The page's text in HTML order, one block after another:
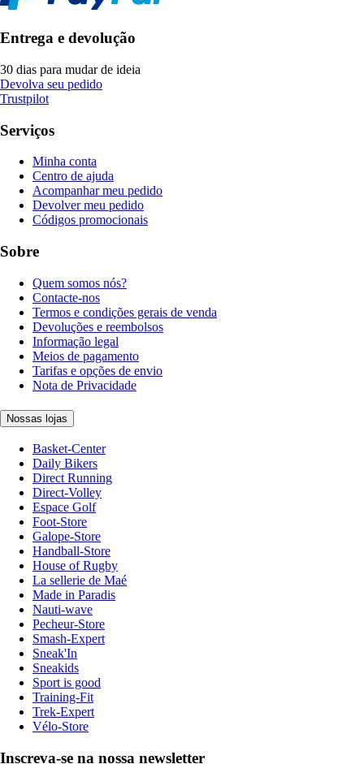
Entrega e devolução
30 dias para mudar de ideia
Devolva seu pedido
Trustpilot
Serviços
Minha conta
Centro de ajuda
Acompanhar meu pedido
Devolver meu pedido
Códigos promocionais
Sobre
Quem somos nós?
Contacte-nos
Termos e condições gerais de venda
Devoluções e reembolsos
Informação legal
Meios de pagamento
Tarifas e opções de envio
Nota de Privacidade
Nossas lojas
Basket-Center
Daily Bikers
Direct Running
Direct-Volley
Espace Golf
Foot-Store
Galope-Store
Handball-Store
House of Rugby
La sellerie de Maé
Made in Paradis
Nauti-wave
Pecheur-Store
Smash-Expert
Sneak'In
Sneakids
Sport is good
Training-Fit
Trek-Expert
Vélo-Store
Inscreva-se na nossa newsletter